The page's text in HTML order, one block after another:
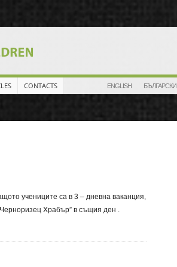
CONTACTS ENGLISH БЪЛГАРСКИ
учениците са в 3 – дневна ваканция,
Храбър” в същия ден .